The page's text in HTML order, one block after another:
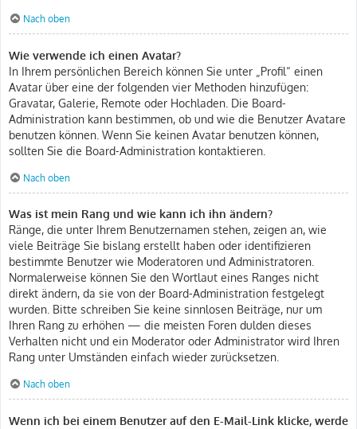
Nach oben
Wie verwende ich einen Avatar?
In Ihrem persönlichen Bereich können Sie unter „Profil“ einen
Avatar über eine der folgenden vier Methoden hinzufügen:
Gravatar, Galerie, Remote oder Hochladen. Die Board-
Administration kann bestimmen, ob und wie die Benutzer Avatare
benutzen können. Wenn Sie keinen Avatar benutzen können,
sollten Sie die Board-Administration kontaktieren.
Nach oben
Was ist mein Rang und wie kann ich ihn ändern?
Ränge, die unter Ihrem Benutzernamen stehen, zeigen an, wie
viele Beiträge Sie bislang erstellt haben oder identifizieren
bestimmte Benutzer wie Moderatoren und Administratoren.
Normalerweise können Sie den Wortlaut eines Ranges nicht
direkt ändern, da sie von der Board-Administration festgelegt
wurden. Bitte schreiben Sie keine sinnlosen Beiträge, nur um
Ihren Rang zu erhöhen — die meisten Foren dulden dieses
Verhalten nicht und ein Moderator oder Administrator wird Ihren
Rang unter Umständen einfach wieder zurücksetzen.
Nach oben
Wenn ich bei einem Benutzer auf den E-Mail-Link klicke, werde